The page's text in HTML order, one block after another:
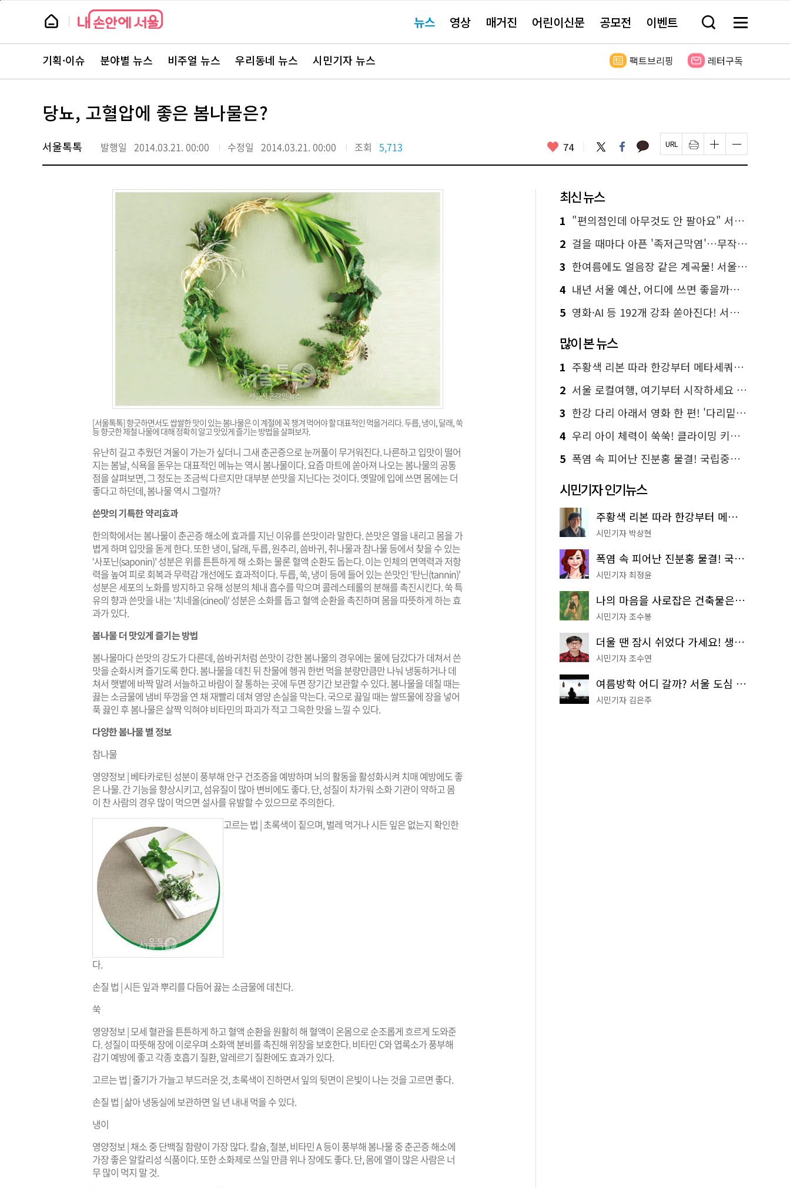
본
뉴
스 요뉴스 영상 매거진 어린이신문 공모전 이벤트 검
창
기
메
전
보
뉴
스
주
서
바
로
기획·이슈 분야별 뉴스 비주얼 뉴스 우리동네 뉴스 시민기자 뉴스 팩트브리핑 레터구독
당뇨, 고혈압에 좋은 봄나물은?
서울톡톡 발행일 2014.03.21. 00:00 수정일 2014.03.21. 00:00 조회 5,713 좋
요
74 트
위
터
페
이
스
카
카 페
이
지
인
쇄
하
글
자
크
하
기
글
자
크
하
[서울톡톡] 향긋하면서도 쌉쌀한 맛이 있는 봄나물은 이 계절에 꼭 챙겨 먹어야 할 대표적인 먹을거리다. 두릅, 냉이, 달래, 쑥
등 향긋한 제철 나물에 대해 정확히 알고 맛있게 즐기는 방법을 살펴보자.
유난히 길고 추웠던 겨울이 가는가 싶더니 그새 춘곤증으로 눈꺼풀이 무거워진다. 나른하고 입맛이 떨어
지는 봄날, 식욕을 돋우는 대표적인 메뉴는 역시 봄나물이다. 요즘 마트에 쏟아져 나오는 봄나물의 공통
점을 살펴보면, 그 정도는 조금씩 다르지만 대부분 쓴맛을 지닌다는 것이다. 옛말에 입에 쓰면 몸에는 더
좋다고 하던데, 봄나물 역시 그럴까?
쓴맛의 기특한 약리효과
한의학에서는 봄나물이 춘곤증 해소에 효과를 지닌 이유를 쓴맛이라 말한다. 쓴맛은 열을 내리고 몸을 가
볍게 하며 입맛을 돋게 한다. 또한 냉이, 달래, 두릅, 원추리, 씀바귀, 취나물과 참나물 등에서 찾을 수 있는
‛사포닌(saponin)' 성분은 위를 튼튼하게 해 소화는 물론 혈액 순환도 돕는다. 이는 인체의 면역력과 저항
력을 높여 피로 회복과 무력감 개선에도 효과적이다. 두릅, 쑥, 냉이 등에 들어 있는 쓴맛인 ‛탄닌(tannin)'
성분은 세포의 노화를 방지하고 유해 성분의 체내 흡수를 막으며 콜레스테롤의 분해를 촉진시킨다. 쑥 특
유의 향과 쓴맛을 내는 ‛치네올(cineol)' 성분은 소화를 돕고 혈액 순환을 촉진하며 몸을 따뜻하게 하는 효
과가 있다.
봄나물 더 맛있게 즐기는 방법
봄나물마다 쓴맛의 강도가 다른데, 씀바귀처럼 쓴맛이 강한 봄나물의 경우에는 물에 담갔다가 데쳐서 쓴
맛을 순화시켜 즐기도록 한다. 봄나물을 데친 뒤 찬물에 헹궈 한번 먹을 분량만큼만 나눠 냉동하거나 데
쳐서 햇볕에 바짝 말려 서늘하고 바람이 잘 통하는 곳에 두면 장기간 보관할 수 있다. 봄나물을 데칠 때는
끓는 소금물에 냄비 뚜껑을 연 채 재빨리 데쳐 영양 손실을 막는다. 국으로 끓일 때는 쌀뜨물에 장을 넣어
푹 끓인 후 봄나물은 살짝 익혀야 비타민의 파괴가 적고 그윽한 맛을 느낄 수 있다.
다양한 봄나물 별 정보
참나물
영양정보 | 베타카로틴 성분이 풍부해 안구 건조증을 예방하며 뇌의 활동을 활성화시켜 치매 예방에도 좋
은 나물. 간 기능을 향상시키고, 섬유질이 많아 변비에도 좋다. 단, 성질이 차가워 소화 기관이 약하고 몸
이 찬 사람의 경우 많이 먹으면 설사를 유발할 수 있으므로 주의한다.
고르는 법 | 초록색이 짙으며, 벌레 먹거나 시든 잎은 없는지 확인한
다.
손질 법 | 시든 잎과 뿌리를 다듬어 끓는 소금물에 데친다.
쑥
영양정보 | 모세 혈관을 튼튼하게 하고 혈액 순환을 원활히 해 혈액이 온몸으로 순조롭게 흐르게 도와준
다. 성질이 따뜻해 장에 이로우며 소화액 분비를 촉진해 위장을 보호한다. 비타민 C와 엽록소가 풍부해
감기 예방에 좋고 각종 호흡기 질환, 알레르기 질환에도 효과가 있다.
고르는 법 | 줄기가 가늘고 부드러운 것, 초록색이 진하면서 잎의 뒷면이 은빛이 나는 것을 고르면 좋다.
손질 법 | 삶아 냉동실에 보관하면 일 년 내내 먹을 수 있다.
냉이
영양정보 | 채소 중 단백질 함량이 가장 많다. 칼슘, 철분, 비타민 A 등이 풍부해 봄나물 중 춘곤증 해소에
가장 좋은 알칼리성 식품이다. 또한 소화제로 쓰일 만큼 위나 장에도 좋다. 단, 몸에 열이 많은 사람은 너
무 많이 먹지 말 것.
최신 뉴스
1 "편의점인데 아무것도 안 팔아요" 서울에서 가장 특별한 편의점의 정체
2 걸을 때마다 아픈 '족저근막염'…무작정 참지 말고 '이것' 해보세요!
3 한여름에도 얼음장 같은 계곡물! 서울 '진관사 계곡'이 천국이네~
4 내년 서울 예산, 어디에 쓰면 좋을까요? 온라인 투표
5 영화·AI 등 192개 강좌 쏟아진다! 서울시민대학 선착순 신청
많이 본 뉴스
1 주황색 리본 따라 한강부터 메타세쿼이아 숲길까지…서울둘레길 15코스
2 서울 로컬여행, 여기부터 시작하세요 '서울에디션25'
3 한강 다리 아래서 영화 한 편! '다리밑 영화관' 무료 상영
4 우리 아이 체력이 쑥쑥! 클라이밍 키즈카페·어린이 체력장
5 폭염 속 피어난 진분홍 물결! 국립중앙박물관 배롱나무 명소
시민기자 인기뉴스
주황색 리본 따라 한강부터 메타세쿼이아 숲길까지…서울둘레길 15코스
시민기자 박상현
폭염 속 피어난 진분홍 물결! 국립중앙박물관 배롱나무 명소
시민기자 최정윤
나의 마음을 사로잡은 건축물은? '서울시 건축상' 수상작 공개!
시민기자 조수봉
더울 땐 잠시 쉬었다 가세요! 생수 냉장고부터 해피소·무더위쉼터까지
시민기자 조수연
여름방학 어디 갈까? 서울 도심 무료 실내 여행 코스 추천
시민기자 김은주
페